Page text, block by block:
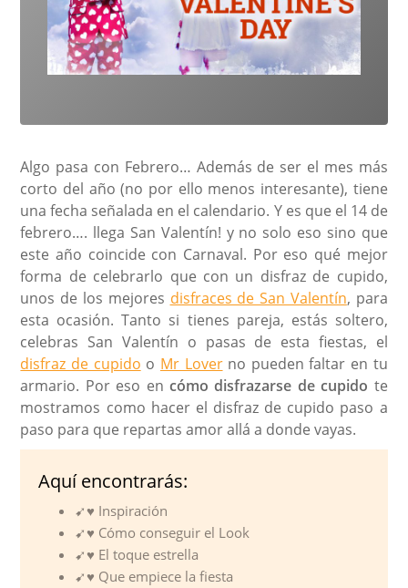
Algo pasa con Febrero… Además de ser el mes más
corto del año (no por ello menos interesante), tiene
una fecha señalada en el calendario. Y es que el 14 de
febrero…. llega San Valentín! y no solo eso sino que
este año coincide con Carnaval. Por eso qué mejor
forma de celebrarlo que con un disfraz de cupido,
unos de los mejores disfraces de San Valentín, para
esta ocasión. Tanto si tienes pareja, estás soltero,
celebras San Valentín o pasas de esta fiestas, el
disfraz de cupido o Mr Loverno pueden faltar en tu
armario. Por eso en cómo disfrazarse de cupido te
mostramos como hacer el disfraz de cupido paso a
paso para que repartas amor allá a donde vayas.
Aquí encontrarás:
➹♥ Inspiración
➹♥ Cómo conseguir el Look
➹♥ El toque estrella
➹♥ Que empiece la fiesta